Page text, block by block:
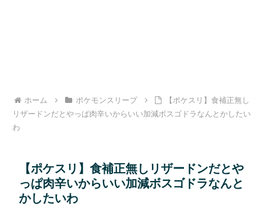
ホーム ポケモンスリープ
【ポケスリ】食補正無し
リザードンだとやっぱ肉辛いからいい加減ボスゴドラなんとかしたい
わ
【ポケスリ】食補正無しリザードンだとや
っぱ肉辛いからいい加減ボスゴドラなんと
かしたいわ